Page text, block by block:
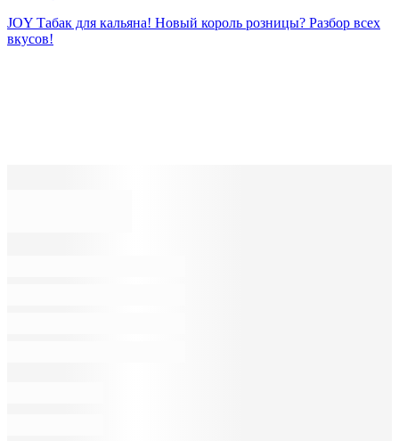
JOY Табак для кальяна! Новый король розницы? Разбор всех
вкусов!